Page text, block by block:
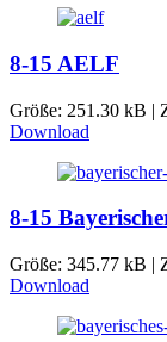
8-15 AELF
Größe: 251.30 kB |
Download
8-15
Größe: 345.77 kB |
Download